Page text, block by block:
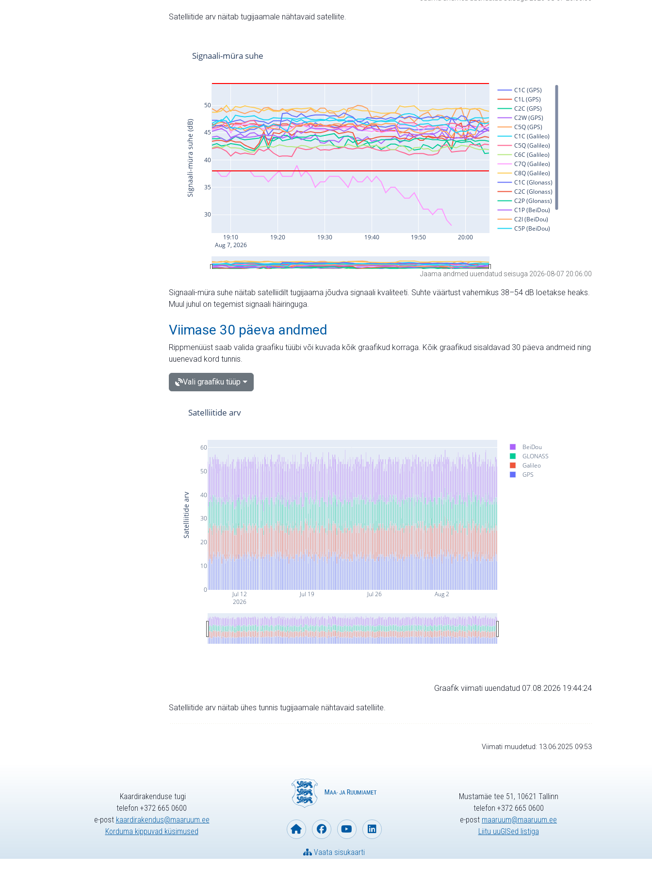
Satelliitide arv näitab tugijaamale nähtavaid satelliite.
Jaama andmed uuendatud seisuga 2026-08-07 20:06:00
Signaali-müra suhe näitab satelliidilt tugijaama jõudva signaali kvaliteeti. Suhte väärtust vahemikus 38–54 dB loetakse heaks.
Muul juhul on tegemist signaali häiringuga.
Viimase 30 päeva andmed
Rippmenüüst saab valida graafiku tüübi või kuvada kõik graafikud korraga. Kõik graafikud sisaldavad 30 päeva andmeid ning
uuenevad kord tunnis.
Vali graafiku tüüp
Jul 12
2026
Jul 19 Jul 26 Aug 2
0
10
20
30
40
50
60
BeiDou
GLONASS
Galileo
GPS
Satelliitide arv
Satelliitide arv
Graafik viimati uuendatud 07.08.2026 19:44:24
Satelliitide arv näitab ühes tunnis tugijaamale nähtavaid satelliite.
Viimati muudetud: 13.06.2025 09:53
Kaardirakenduse tugi
telefon +372 665 0600
e-post kaardirakendus@maaruum.ee
Korduma kippuvad küsimused
Vaata sisukaarti
Mustamäe tee 51, 10621 Tallinn
telefon +372 665 0600
e-post maaruum@maaruum.ee
Liitu uuGISed listiga